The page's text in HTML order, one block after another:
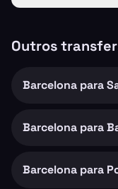
Outros
Barcelona para
Barcelona para